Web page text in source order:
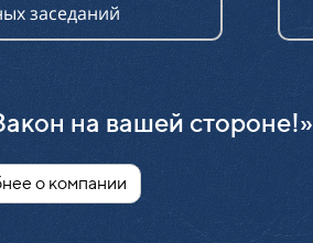
заседаний
на вашей стороне!»
о компании